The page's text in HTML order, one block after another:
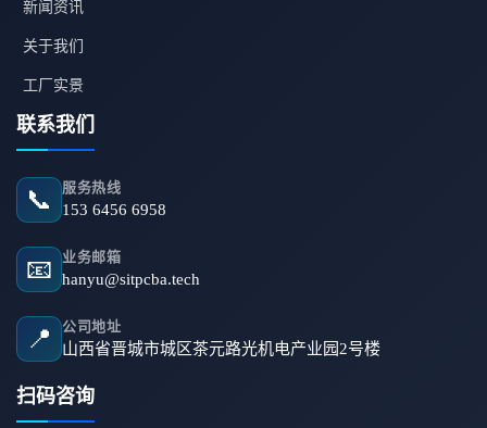
新闻资讯
关于我们
工厂实景
联系我们
📞 服务热线
153 6456 6958
📧 业务邮箱
hanyu@sitpcba.tech
📍 公司地址
山西省晋城市城区茶元路光机电产业园2号楼
扫码咨询